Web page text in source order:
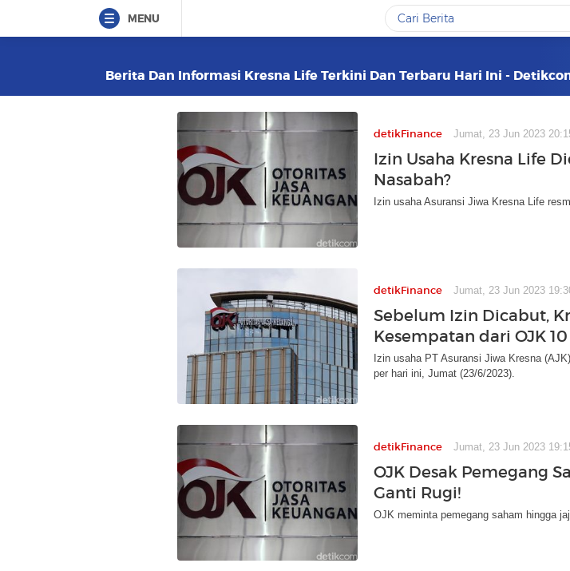
MENU
Berita Dan Informasi Kresna Life Terkini Dan Terbaru Hari Ini -
detikFinance Jumat, 23 Jun 2023
Izin Usaha Kresna Life
Nasabah?
Izin usaha Asuransi Jiwa Kresna Life
detikFinance Jumat, 23 Jun 2023
Sebelum Izin Dicabut,
Kesempatan dari OJK
Izin usaha PT Asuransi Jiwa Kresna
per hari ini, Jumat (23/6/2023).
detikFinance Jumat, 23 Jun 2023
OJK Desak Pemegang
Ganti Rugi!
OJK meminta pemegang saham hingga